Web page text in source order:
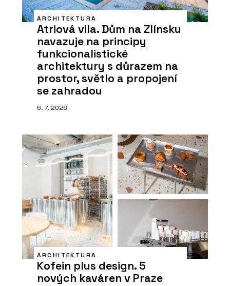
ARCHITEKTURA
Atriová vila. Dům na Zlínsku
navazuje na principy
funkcionalistické
architektury s důrazem na
prostor, světlo a propojení
se zahradou
6. 7. 2026
ARCHITEKTURA
Kofein plus design. 5
nových kaváren v Praze